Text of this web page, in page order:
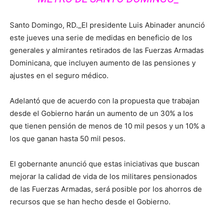
Santo Domingo, RD._El presidente Luis Abinader anunció
este jueves una serie de medidas en beneficio de los
generales y almirantes retirados de las Fuerzas Armadas
Dominicana, que incluyen aumento de las pensiones y
ajustes en el seguro médico.
Adelantó que de acuerdo con la propuesta que trabajan
desde el Gobierno harán un aumento de un 30% a los
que tienen pensión de menos de 10 mil pesos y un 10% a
los que ganan hasta 50 mil pesos.
El gobernante anunció que estas iniciativas que buscan
mejorar la calidad de vida de los militares pensionados
de las Fuerzas Armadas, será posible por los ahorros de
recursos que se han hecho desde el Gobierno.